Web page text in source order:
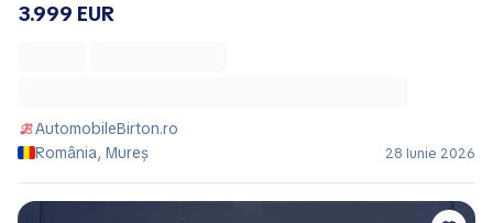
3.999 EUR
AutomobileBirton.ro
România, Mureș
28 Iunie 2026